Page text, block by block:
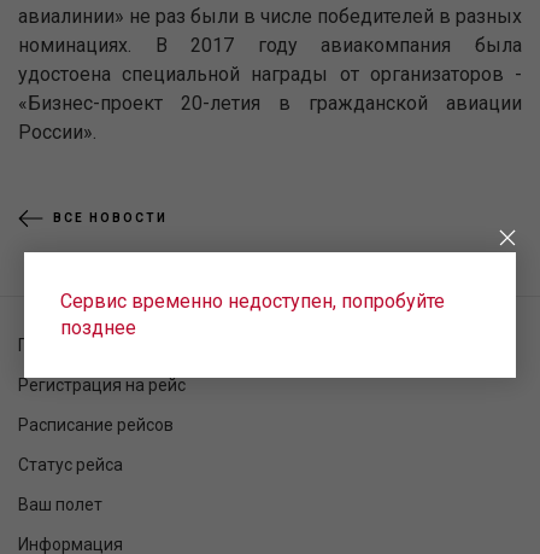
авиалинии» не раз были в числе победителей в разных
номинациях. В 2017 году авиакомпания была
удостоена специальной награды от организаторов -
«Бизнес-проект 20-летия в гражданской авиации
России».
ВСЕ НОВОСТИ
Сервис временно недоступен, попробуйте
позднее
Проверка заказа
Регистрация на рейс
Расписание рейсов
Статус рейса
Ваш полет
Информация